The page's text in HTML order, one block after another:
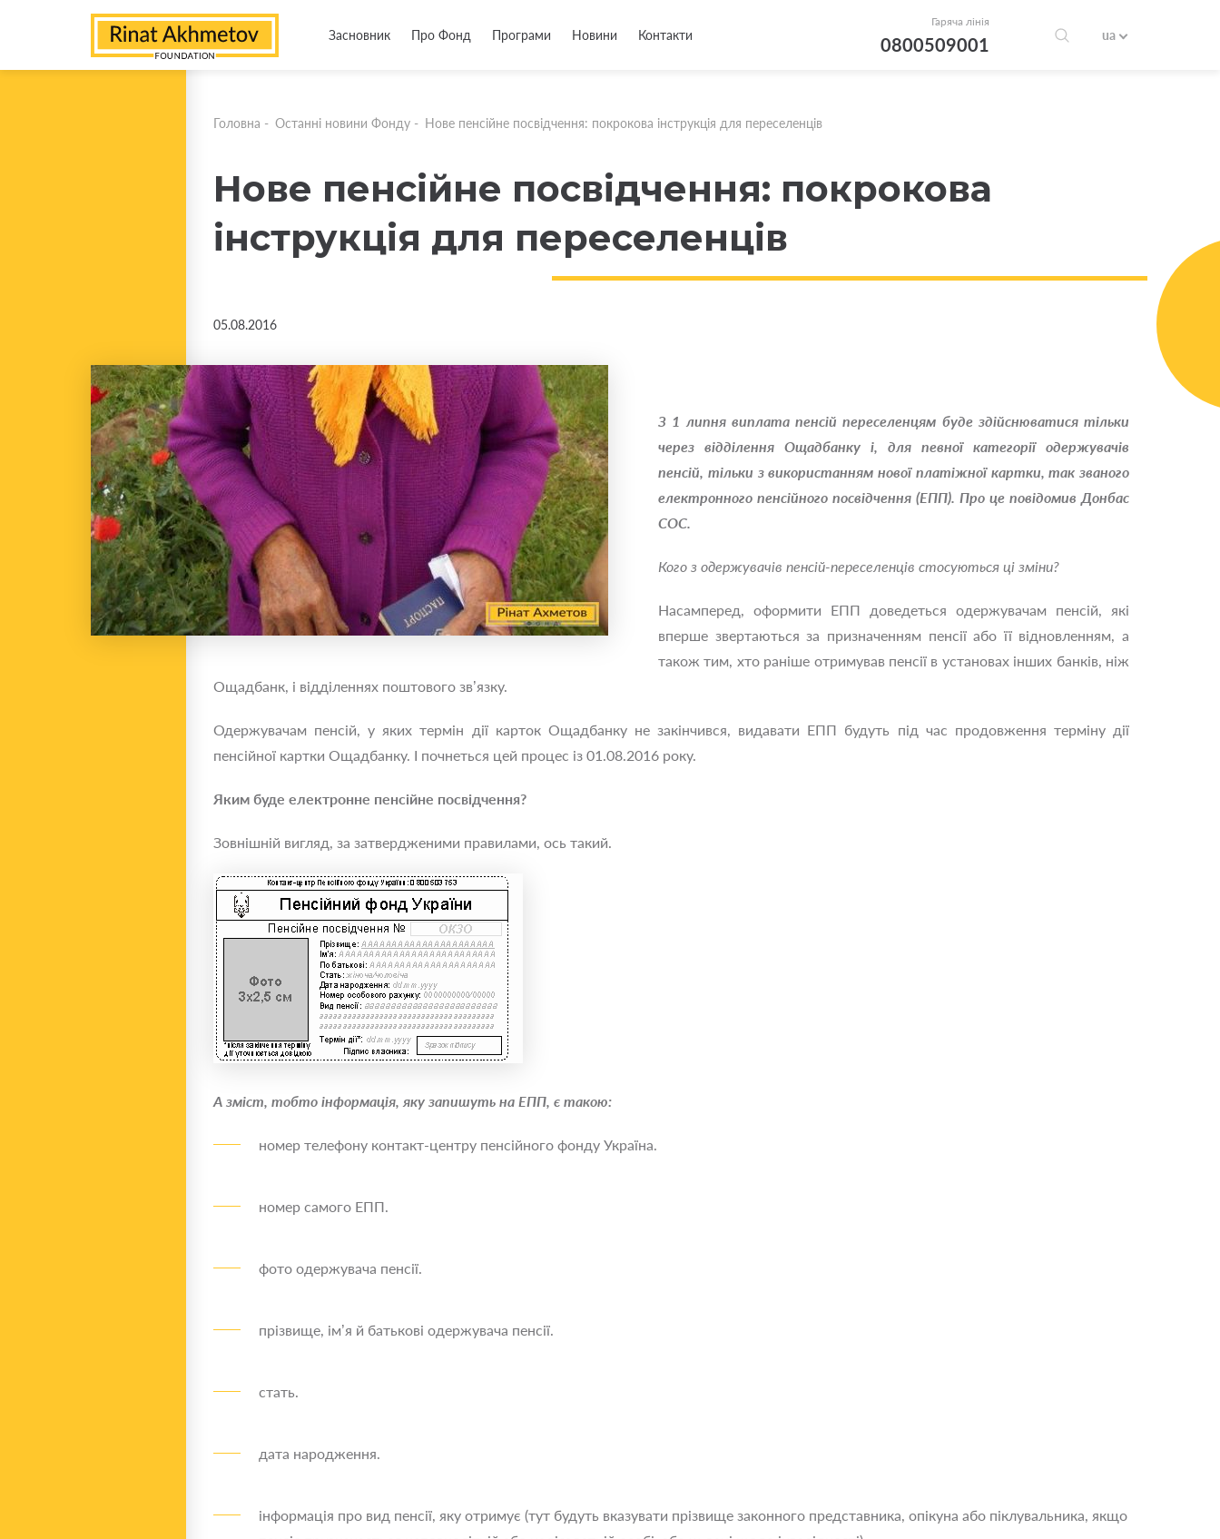
Засновник Про Фонд Програми Новини Контакти
Гаряча лінія
0800509001 ua
Головна - Останні новини Фонду - Нове пенсійне посвідчення: покрокова інструкція для переселенців
Нове пенсійне посвідчення: покрокова
інструкція для переселенців
05.08.2016
З 1 липня виплата пенсій переселенцям буде здійснюватися тільки
через відділення Ощадбанку і, для певної категорії одержувачів
пенсій, тільки з використанням нової платіжної картки, так званого
електронного пенсійного посвідчення (ЕПП). Про це повідомив Донбас
СОС.
Кого з одержувачів пенсій-переселенців стосуються ці зміни?
Насамперед, оформити ЕПП доведеться одержувачам пенсій, які
вперше звертаються за призначенням пенсії або її відновленням, а
також тим, хто раніше отримував пенсії в установах інших банків, ніж
Ощадбанк, і відділеннях поштового зв’язку.
Одержувачам пенсій, у яких термін дії карток Ощадбанку не закінчився, видавати ЕПП будуть під час продовження терміну дії
пенсійної картки Ощадбанку. І почнеться цей процес із 01.08.2016 року.
Яким буде електронне пенсійне посвідчення?
Зовнішній вигляд, за затвердженими правилами, ось такий.
А зміст, тобто інформація, яку запишуть на ЕПП, є такою:
номер телефону контакт-центру пенсійного фонду Україна.
номер самого ЕПП.
фото одержувача пенсії.
прізвище, ім’я й батькові одержувача пенсії.
стать.
дата народження.
інформація про вид пенсії, яку отримує (тут будуть вказувати прізвище законного представника, опікуна або піклувальника, якщо